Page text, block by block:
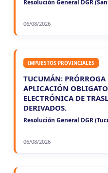
Resolución General DGR
06/08/2026
IMPUESTOS PROVINCIALES
TUCUMÁN:
APLICACIÓN
ELECTRÓNICA DE
DERIVADOS.
Resolución General DGR
06/08/2026